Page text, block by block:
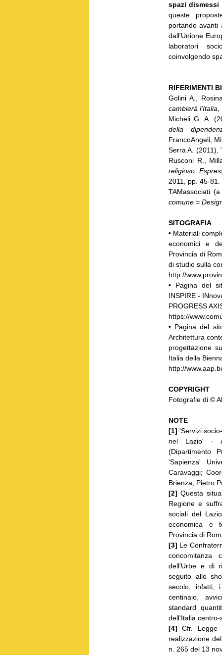
spazi dismessi
queste
portando
dall'Unione
laboratori
coinvolgendo
RIFERIMENTI
Golini A.,
cambierà l'Italia
Micheli G. A.
della
FrancoAngeli,
Serra A. (2011),
Rusconi R.,
religioso.
2011, pp. 45-81.
TAMassociati
comune =
SITOGRAFIA
• Materiali
economici e
Provincia di
di studio sulla
http://
• Pagina del
INSPIRE -
PROGRESS
https://
• Pagina del
Architettura
progettazione
Italia della
http://
COPYRIGHT
Fotografie di ©
NOTE
[1] 'Servizi
nel Lazio' -
(Dipartimento
'Sapienza'
Caravaggi;
Brienza, Pietro
[2] Questa
Regione e
sociali del
economica e
Provincia di
[3] Le
concomitanza
dell'Urbe e di
seguito allo
secolo, infatti,
centinaio,
standard
dell'Italia
[4] Cfr. Legge
realizzazione
n. 265 del 13